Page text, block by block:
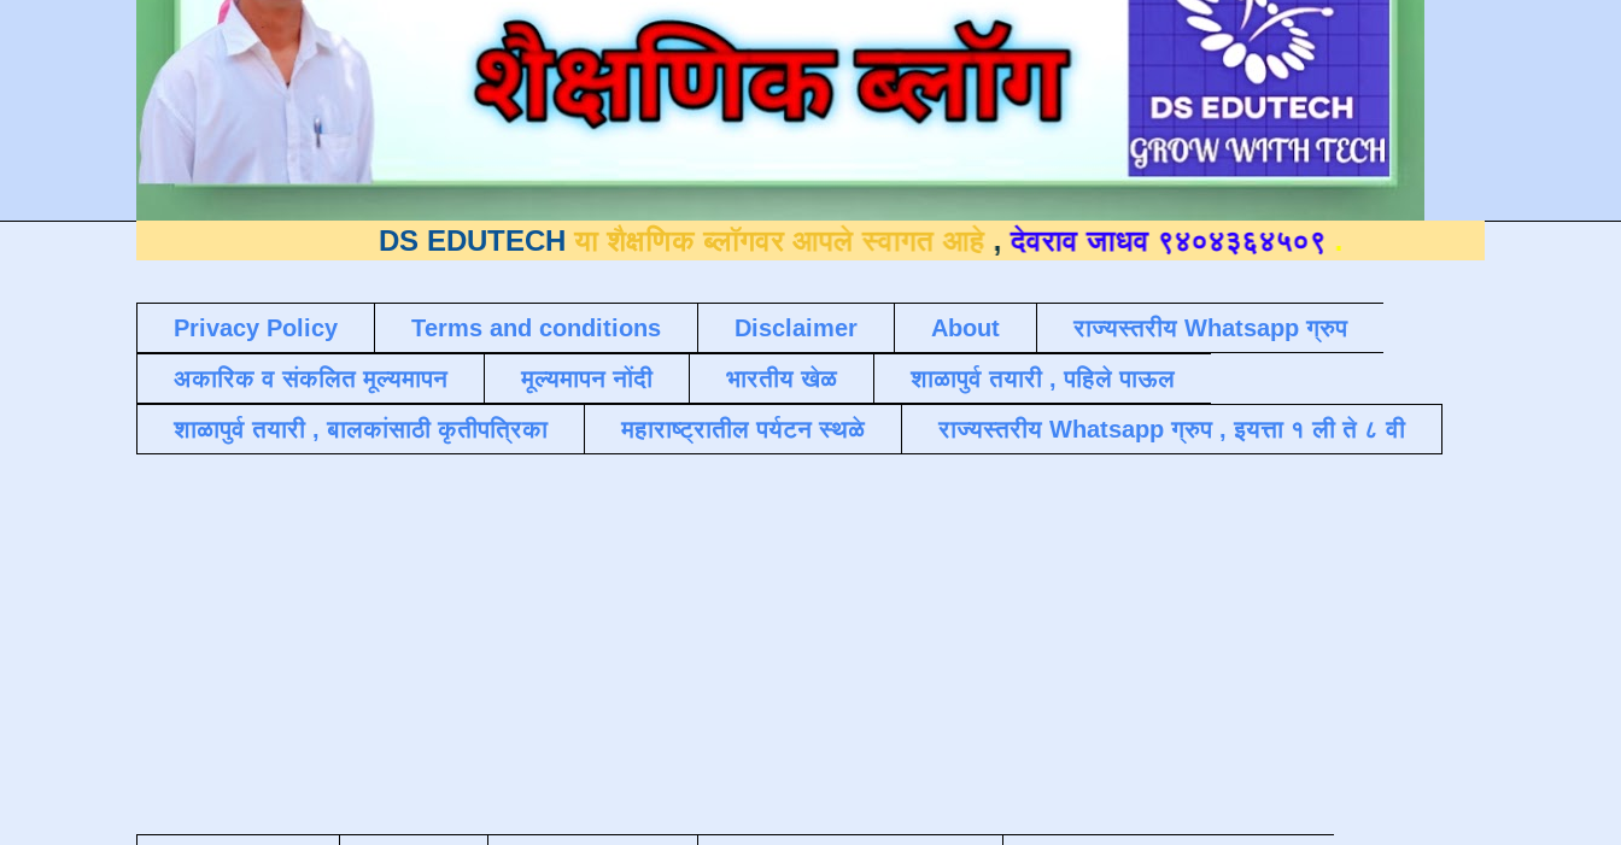
DS EDUTECH या शैक्षणिक ब्लॉगवर आपले स्वागत आहे ,देवराव जाधव ९४०४३६४५०९ .
Privacy Policy Terms and conditions Disclaimer About
राज्यस्तरीय Whatsapp ग्रुप
अकारिक व संकलित मूल्यमापन
मूल्यमापन नोंदी भारतीय खेळ
शाळापुर्व तयारी , पहिले पाऊल
शाळापुर्व तयारी , बालकांसाठी कृतीपत्रिका
महाराष्ट्रातील पर्यटन स्थळे राज्यस्तरीय Whatsapp ग्रुप , इयत्ता १ ली ते ८ वी